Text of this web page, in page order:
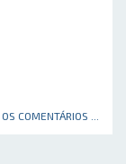
COMENTÁRIOS ...